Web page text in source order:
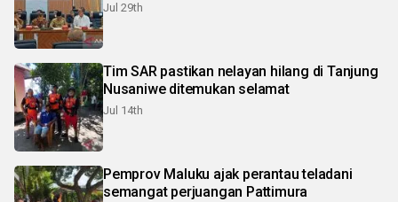
Jul 29th
Tim SAR pastikan nelayan hilang di Tanjung
Nusaniwe ditemukan selamat
Jul 14th
Pemprov Maluku ajak perantau teladani
semangat perjuangan Pattimura